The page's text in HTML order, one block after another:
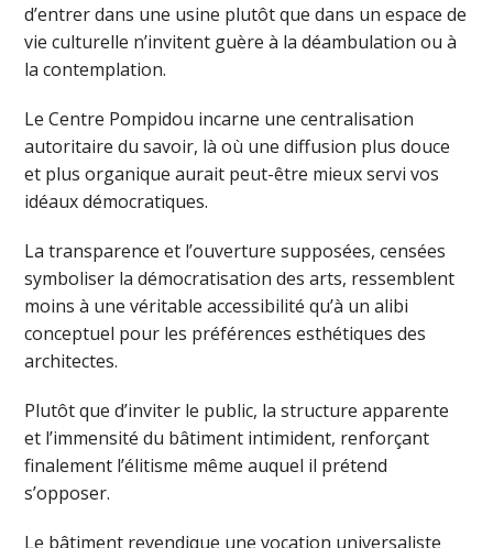
d’entrer dans une usine plutôt que dans un espace de
vie culturelle n’invitent guère à la déambulation ou à
la contemplation.
Le Centre Pompidou incarne une centralisation
autoritaire du savoir, là où une diffusion plus douce
et plus organique aurait peut-être mieux servi vos
idéaux démocratiques.
La transparence et l’ouverture supposées, censées
symboliser la démocratisation des arts, ressemblent
moins à une véritable accessibilité qu’à un alibi
conceptuel pour les préférences esthétiques des
architectes.
Plutôt que d’inviter le public, la structure apparente
et l’immensité du bâtiment intimident, renforçant
finalement l’élitisme même auquel il prétend
s’opposer.
Le bâtiment revendique une vocation universaliste